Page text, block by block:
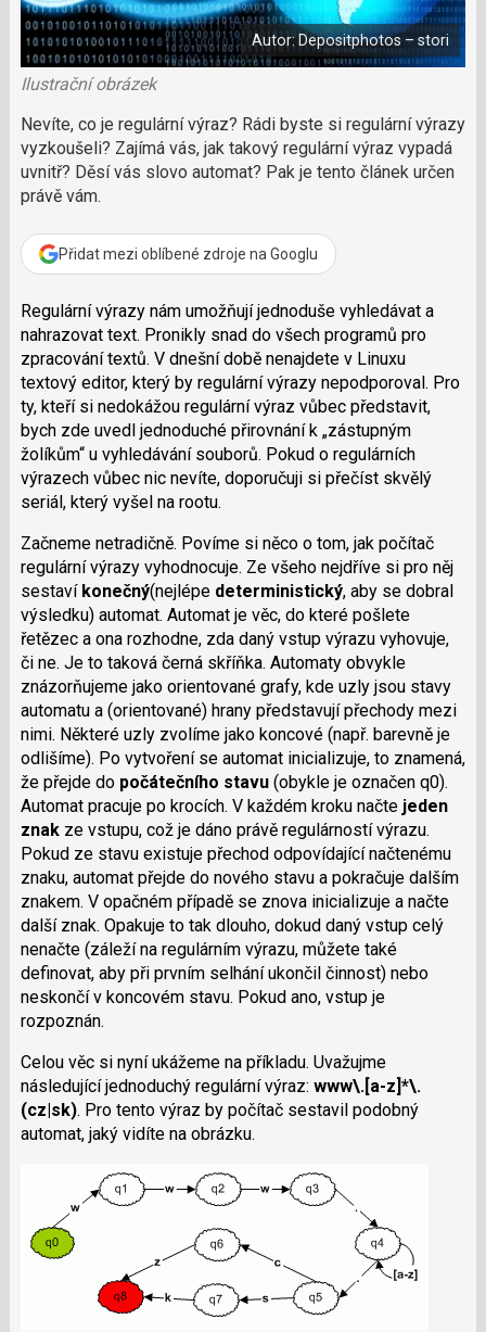
n
e
k
P
d
p
e
d
a
k
c
b
o
o
k
X
Autor: Depositphotos – stori
Ilustrační obrázek
Nevíte, co je regulární výraz? Rádi byste si regulární výrazy
vyzkoušeli? Zajímá vás, jak takový regulární výraz vypadá
uvnitř? Děsí vás slovo automat? Pak je tento článek určen
právě vám.
Přidat mezi oblíbené zdroje na Googlu
Regulární výrazy nám umožňují jednoduše vyhledávat a
nahrazovat text. Pronikly snad do všech programů pro
zpracování textů. V dnešní době nenajdete v Linuxu
textový editor, který by regulární výrazy nepodporoval. Pro
ty, kteří si nedokážou regulární výraz vůbec představit,
bych zde uvedl jednoduché přirovnání k „zástupným
žolíkům“ u vyhledávání souborů. Pokud o regulárních
výrazech vůbec nic nevíte, doporučuji si přečíst skvělý
seriál, který vyšel na rootu.
Začneme netradičně. Povíme si něco o tom, jak počítač
regulární výrazy vyhodnocuje. Ze všeho nejdříve si pro něj
sestaví konečný(nejlépe deterministický, aby se dobral
výsledku) automat. Automat je věc, do které pošlete
řetězec a ona rozhodne, zda daný vstup výrazu vyhovuje,
či ne. Je to taková černá skříňka. Automaty obvykle
znázorňujeme jako orientované grafy, kde uzly jsou stavy
automatu a (orientované) hrany představují přechody mezi
nimi. Některé uzly zvolíme jako koncové (např. barevně je
odlišíme). Po vytvoření se automat inicializuje, to znamená,
že přejde do počátečního stavu(obykle je označen q0).
Automat pracuje po krocích. V každém kroku načte jeden
znakze vstupu, což je dáno právě regulárností výrazu.
Pokud ze stavu existuje přechod odpovídající načtenému
znaku, automat přejde do nového stavu a pokračuje dalším
znakem. V opačném případě se znova inicializuje a načte
další znak. Opakuje to tak dlouho, dokud daný vstup celý
nenačte (záleží na regulárním výrazu, můžete také
definovat, aby při prvním selhání ukončil činnost) nebo
neskončí v koncovém stavu. Pokud ano, vstup je
rozpoznán.
Celou věc si nyní ukážeme na příkladu. Uvažujme
následující jednoduchý regulární výraz: www\.[a-z]*\.
(cz|sk). Pro tento výraz by počítač sestavil podobný
automat, jaký vidíte na obrázku.